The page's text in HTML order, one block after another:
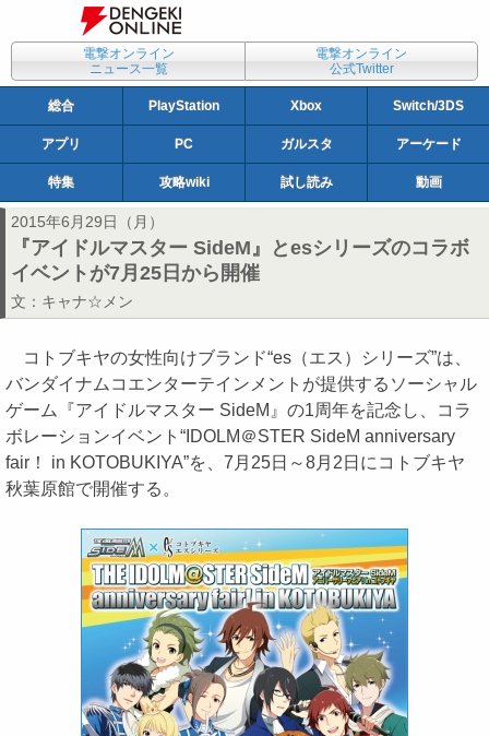
電撃オンライン
ニュース一覧
電撃オンライン
公式Twitter
総合 PlayStation Xbox Switch/3DS
アプリ PC ガルスタ アーケード
特集 攻略wiki 試し読み 動画
2015年6月29日（月）
『アイドルマスター SideM』とesシリーズのコラボ
イベントが7月25日から開催
文： キャナ☆メン
コトブキヤの女性向けブランド“es（エス）シリーズ”は、
バンダイナムコエンターテインメントが提供するソーシャル
ゲーム『アイドルマスター SideM』の1周年を記念し、コラ
ボレーションイベント“IDOLM＠STER SideM anniversary
fair！ in KOTOBUKIYA”を、7月25日～8月2日にコトブキヤ
秋葉原館で開催する。